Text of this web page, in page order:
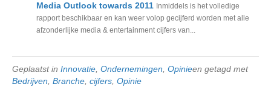
Media Outlook towards 2011 Inmiddels is het volledige
rapport beschikbaar en kan weer volop gecijferd worden met alle
afzonderlijke media & entertainment cijfers van...
Geplaatst in Innovatie Ondernemingen Opinieen getagd met
Bedrijven Branche cijfers Opinie